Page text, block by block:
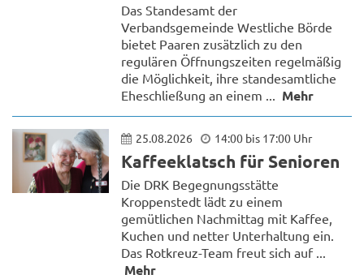
Das Standesamt der
Verbandsgemeinde Westliche Börde
bietet Paaren zusätzlich zu den
regulären Öffnungszeiten regelmäßig
die Möglichkeit, ihre standesamtliche
Eheschließung an einem ... Mehr
25.08.2026 14:00 bis 17:00 Uhr
Kaffeeklatsch für Senioren
Die DRK Begegnungsstätte
Kroppenstedt lädt zu einem
gemütlichen Nachmittag mit Kaffee,
Kuchen und netter Unterhaltung ein.
Das Rotkreuz-Team freut sich auf ...
Mehr